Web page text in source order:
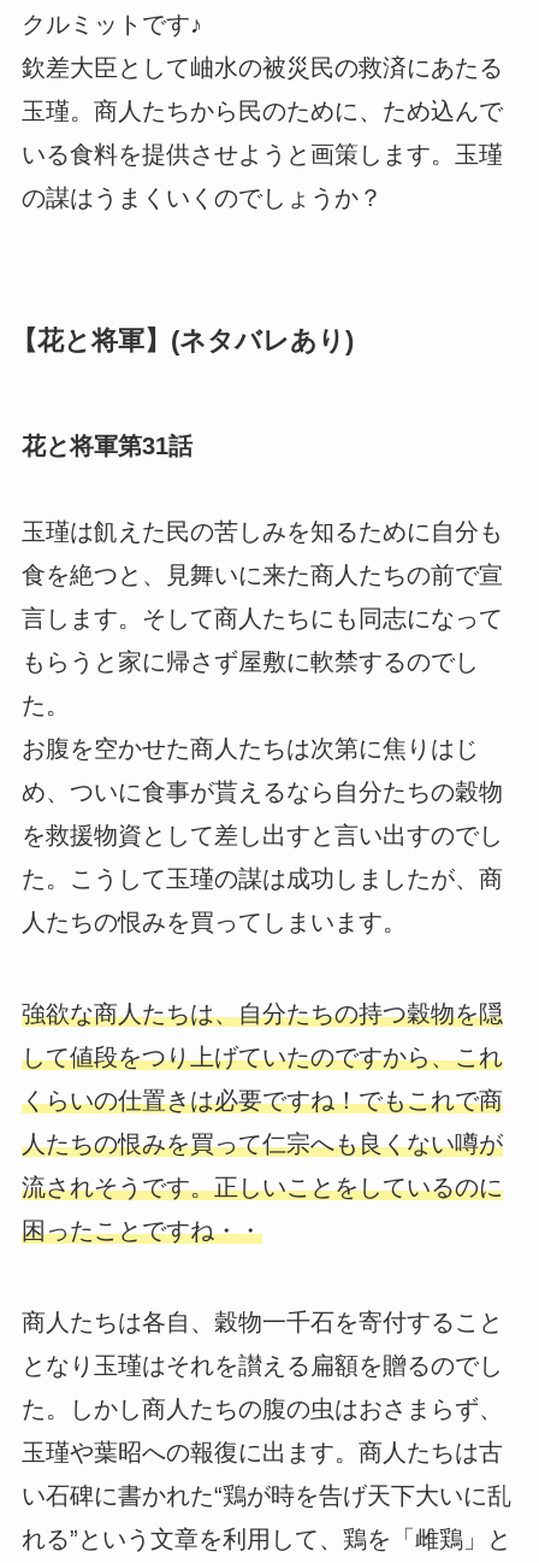
クルミットです♪
欽差大臣として岫水の被災民の救済にあたる
玉瑾。商人たちから民のために、ため込んで
いる食料を提供させようと画策します。玉瑾
の謀はうまくいくのでしょうか？
【花と将軍】(ネタバレあり)
花と将軍第31話
玉瑾は飢えた民の苦しみを知るために自分も
食を絶つと、見舞いに来た商人たちの前で宣
言します。そして商人たちにも同志になって
もらうと家に帰さず屋敷に軟禁するのでし
た。
お腹を空かせた商人たちは次第に焦りはじ
め、ついに食事が貰えるなら自分たちの穀物
を救援物資として差し出すと言い出すのでし
た。こうして玉瑾の謀は成功しましたが、商
人たちの恨みを買ってしまいます。
強欲な商人たちは、自分たちの持つ穀物を隠
して値段をつり上げていたのですから、これ
くらいの仕置きは必要ですね！でもこれで商
人たちの恨みを買って仁宗へも良くない噂が
流されそうです。正しいことをしているのに
困ったことですね・・
商人たちは各自、穀物一千石を寄付すること
となり玉瑾はそれを讃える扁額を贈るのでし
た。しかし商人たちの腹の虫はおさまらず、
玉瑾や葉昭への報復に出ます。商人たちは古
い石碑に書かれた“鶏が時を告げ天下大いに乱
れる”という文章を利用して、鶏を「雌鶏」と